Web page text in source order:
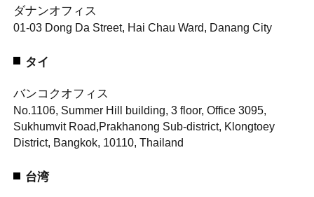
ダナンオフィス
01-03 Dong Da Street, Hai Chau Ward, Danang City
タイ
バンコクオフィス
No.1106, Summer Hill building, 3 floor, Office 3095,
Sukhumvit Road,Prakhanong Sub-district, Klongtoey
District, Bangkok, 10110, Thailand
台湾